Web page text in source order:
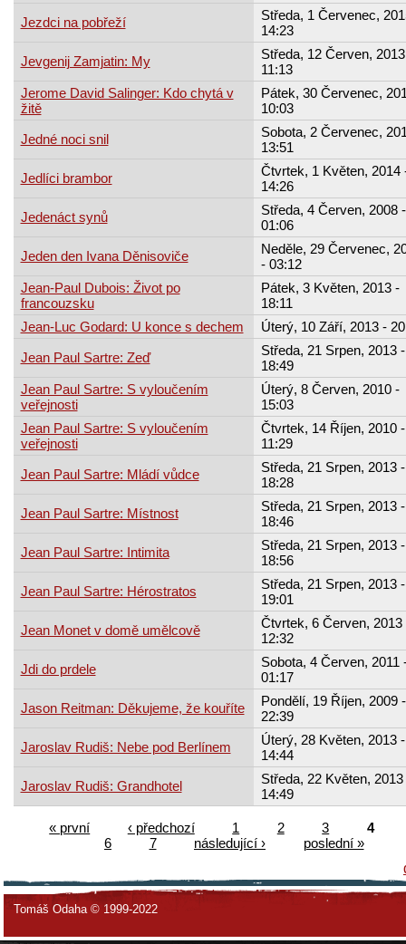
Jezdci na pobřeží
Středa, 1 Červenec,
14:23
Jevgenij Zamjatin: My
Středa, 12 Červen,
11:13
Jerome David Salinger: Kdo chytá v
žitě
Pátek, 30 Červenec,
10:03
Jedné noci snil
Sobota, 2 Červenec,
13:51
Jedlíci brambor
Čtvrtek, 1 Květen, 2014
14:26
Jedenáct synů
Středa, 4 Červen, 2008 -
01:06
Jeden den Ivana Děnisoviče
Neděle, 29 Červenec,
- 03:12
Jean-Paul Dubois: Život po
francouzsku
Pátek, 3 Květen, 2013 -
18:11
Jean-Luc Godard: U konce s dechem
Úterý, 10 Září, 2013 -
Jean Paul Sartre: Zeď
Středa, 21 Srpen, 2013 -
18:49
Jean Paul Sartre: S vyloučením
veřejnosti
Úterý, 8 Červen, 2010 -
15:03
Jean Paul Sartre: S vyloučením
veřejnosti
Čtvrtek, 14 Říjen, 2010 -
11:29
Jean Paul Sartre: Mládí vůdce
Středa, 21 Srpen, 2013 -
18:28
Jean Paul Sartre: Místnost
Středa, 21 Srpen, 2013 -
18:46
Jean Paul Sartre: Intimita
Středa, 21 Srpen, 2013 -
18:56
Jean Paul Sartre: Hérostratos
Středa, 21 Srpen, 2013 -
19:01
Jean Monet v domě umělcově
Čtvrtek, 6 Červen, 2013
12:32
Jdi do prdele
Sobota, 4 Červen, 2011
01:17
Jason Reitman: Děkujeme, že kouříte
Pondělí, 19 Říjen, 2009 -
22:39
Jaroslav Rudiš: Nebe pod Berlínem
Úterý, 28 Květen, 2013 -
14:44
Jaroslav Rudiš: Grandhotel
Středa, 22 Květen, 2013
14:49
« první ‹ předchozí 1 2 3
4
6
7 následující ›
poslední »
Tomáš Odaha © 1999-2022